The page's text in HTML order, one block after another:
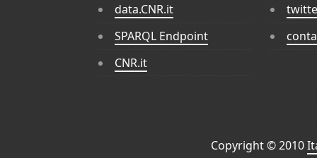
data.CNR.it
SPARQL Endpoint
CNR.it
Copyright © 2010